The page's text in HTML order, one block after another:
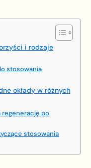
i rodzaje
stosowania
okłady w różnych
regenerację po
stosowania